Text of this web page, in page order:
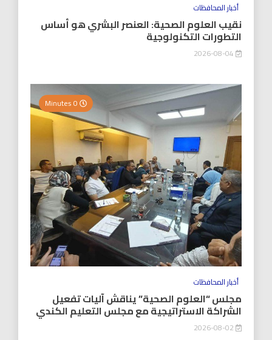
أخبار المحافظات
نقيب العلوم الصحية: العنصر البشري هو أساس
التطورات التكنولوجية
أخبار المحافظات
مجلس “العلوم الصحية” يناقش آليات تفعيل
الشراكة الاستراتيجية مع مجلس التعليم الكندي